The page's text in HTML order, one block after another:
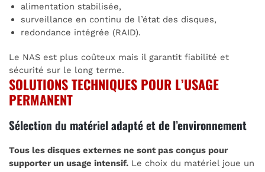
alimentation stabilisée,
surveillance en continu de l’état des disques,
redondance intégrée (RAID).
Le NAS est plus coûteux mais il garantit fiabilité et
sécurité sur le long terme.
SOLUTIONS TECHNIQUES POUR L’USAGE
PERMANENT
Sélection du matériel adapté et de l’environnement
Tous les disques externes ne sont pas conçus pour
supporter un usage intensif. Le choix du matériel joue un